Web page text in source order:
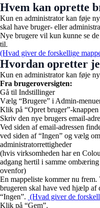
Hvem kan oprette
Kun en administrator kan føje
skal have bruger- eller
Nye brugere vil kun kunne se
til.
(Hvad giver de forskellige
Hvordan opretter
Kun en administrator kan føje
Fra brugeroversigten:
Gå til Indstillinger
Vælg “Brugere” i Admin-
Klik på “Opret bruger”-
Skriv den nye brugers email-
Ved siden af email-adressen
ved siden af “Ingen” og vælg
administratorrettigheder
(hvis virksomheden har en
adgang hertil i samme
ovenfor)
En mappeliste kommer nu
brugeren skal have ved hjælp af
“Ingen”. (Hvad giver de
Klik på “Gem”.